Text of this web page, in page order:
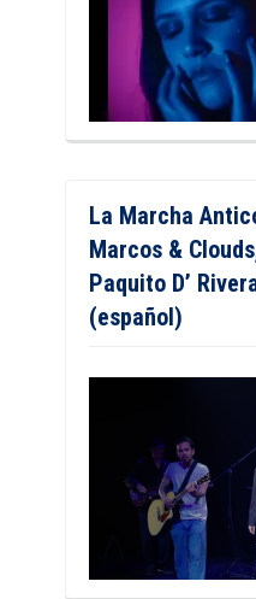
La Marcha
Marcos &
Paquito D’
(español)